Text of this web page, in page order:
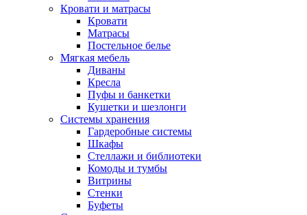
Кровати и матрасы
Кровати
Матрасы
Постельное белье
Мягкая мебель
Диваны
Кресла
Пуфы и банкетки
Кушетки и шезлонги
Системы хранения
Гардеробные системы
Шкафы
Стеллажи и библиотеки
Комоды и тумбы
Витрины
Стенки
Буфеты